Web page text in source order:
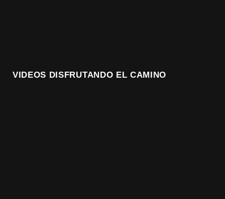
VIDEOS DISFRUTANDO EL CAMINO